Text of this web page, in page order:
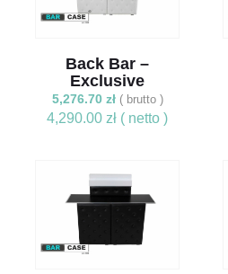
Back Bar –
Exclusive
5,276.70 zł( brutto )
4,290.00 zł